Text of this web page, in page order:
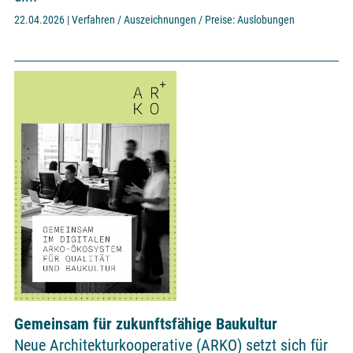
22.04.2026 | Verfahren / Auszeichnungen / Preise: Auslobungen
Gemeinsam für zukunftsfähige Baukultur
Neue Architekturkooperative (ARKO) setzt sich für